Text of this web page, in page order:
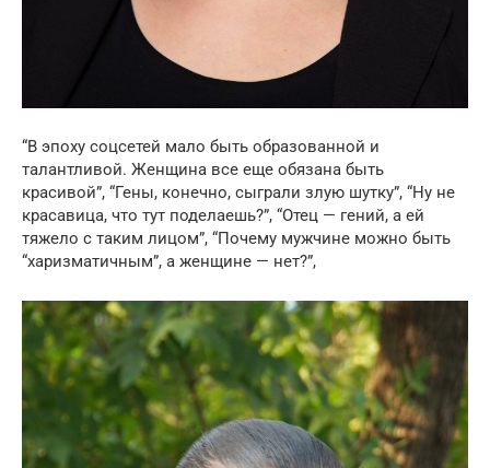
“В эпоху соцсетей мало быть образованной и
талантливой. Женщина все еще обязана быть
красивой”, “Гены, конечно, сыграли злую шутку”, “Ну не
красавица, что тут поделаешь?”, “Отец — гений, а ей
тяжело с таким лицом”, “Почему мужчине можно быть
“харизматичным”, а женщине — нет?”,